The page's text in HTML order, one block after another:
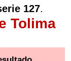
127.
Tolima